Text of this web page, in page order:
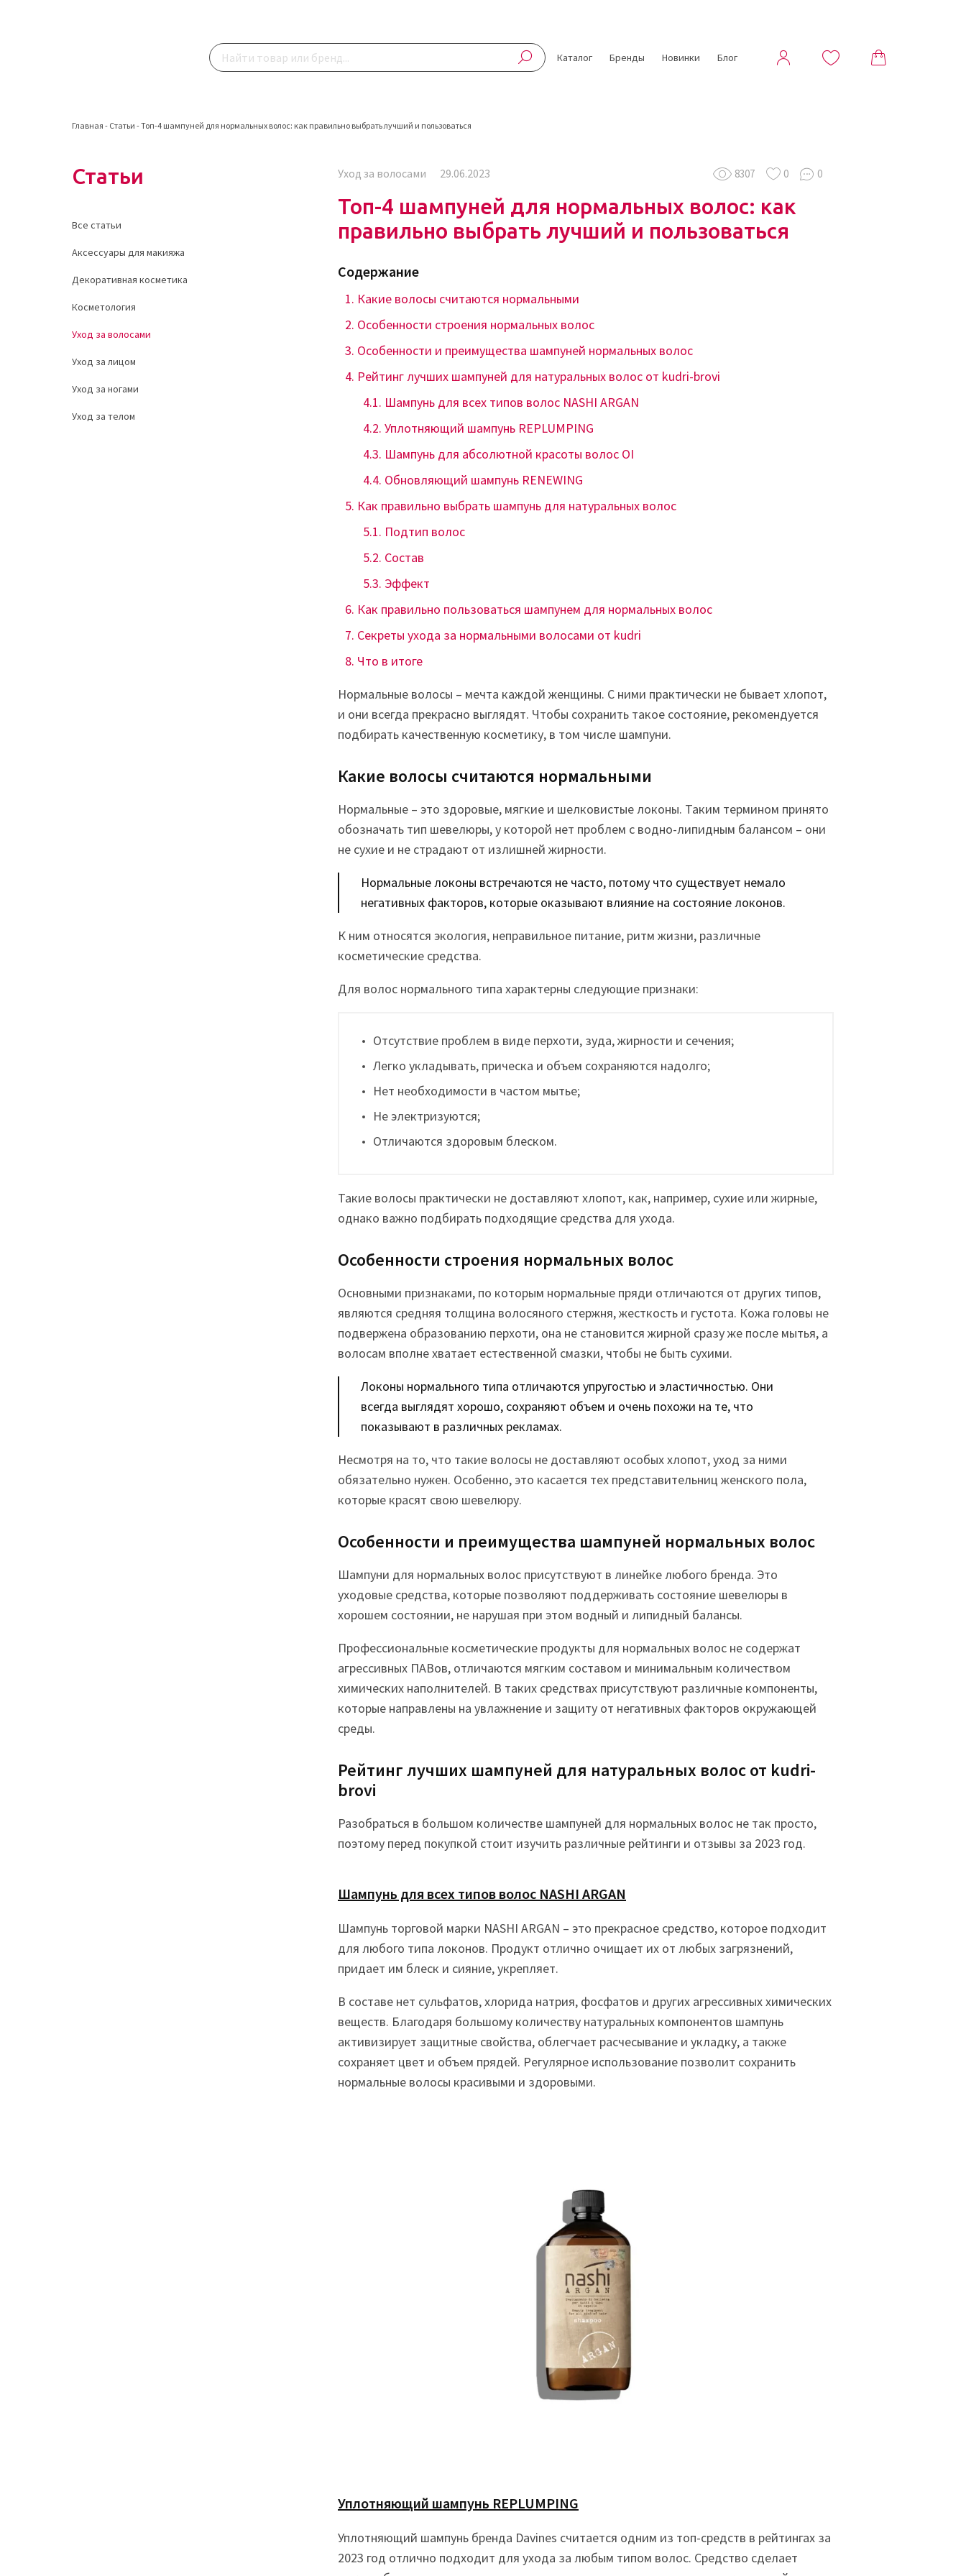
Каталог Бренды Новинки Блог
Главная - Статьи -Топ-4 шампуней для нормальных волос: как правильно выбрать лучший и пользоваться
Статьи
Все статьи
Аксессуары для макияжа
Декоративная косметика
Косметология
Уход за волосами
Уход за лицом
Уход за ногами
Уход за телом
Уход за волосами 29.06.2023 8307 0 0
Топ-4 шампуней для нормальных волос: как
правильно выбрать лучший и пользоваться
Содержание
Какие волосы считаются нормальными
Особенности строения нормальных волос
Особенности и преимущества шампуней нормальных волос
Рейтинг лучших шампуней для натуральных волос от kudri-brovi
Шампунь для всех типов волос NASHI ARGAN
Уплотняющий шампунь REPLUMPING
Шампунь для абсолютной красоты волос OI
Обновляющий шампунь RENEWING
Как правильно выбрать шампунь для натуральных волос
Подтип волос
Состав
Эффект
Как правильно пользоваться шампунем для нормальных волос
Секреты ухода за нормальными волосами от kudri
Что в итоге
Нормальные волосы – мечта каждой женщины. С ними практически не бывает хлопот,
и они всегда прекрасно выглядят. Чтобы сохранить такое состояние, рекомендуется
подбирать качественную косметику, в том числе шампуни.
Какие волосы считаются нормальными
Нормальные – это здоровые, мягкие и шелковистые локоны. Таким термином принято
обозначать тип шевелюры, у которой нет проблем с водно-липидным балансом – они
не сухие и не страдают от излишней жирности.
Нормальные локоны встречаются не часто, потому что существует немало
негативных факторов, которые оказывают влияние на состояние локонов.
К ним относятся экология, неправильное питание, ритм жизни, различные
косметические средства.
Для волос нормального типа характерны следующие признаки:
Отсутствие проблем в виде перхоти, зуда, жирности и сечения;
Легко укладывать, прическа и объем сохраняются надолго;
Нет необходимости в частом мытье;
Не электризуются;
Отличаются здоровым блеском.
Такие волосы практически не доставляют хлопот, как, например, сухие или жирные,
однако важно подбирать подходящие средства для ухода.
Особенности строения нормальных волос
Основными признаками, по которым нормальные пряди отличаются от других типов,
являются средняя толщина волосяного стержня, жесткость и густота. Кожа головы не
подвержена образованию перхоти, она не становится жирной сразу же после мытья, а
волосам вполне хватает естественной смазки, чтобы не быть сухими.
Локоны нормального типа отличаются упругостью и эластичностью. Они
всегда выглядят хорошо, сохраняют объем и очень похожи на те, что
показывают в различных рекламах.
Несмотря на то, что такие волосы не доставляют особых хлопот, уход за ними
обязательно нужен. Особенно, это касается тех представительниц женского пола,
которые красят свою шевелюру.
Особенности и преимущества шампуней нормальных волос
Шампуни для нормальных волос присутствуют в линейке любого бренда. Это
уходовые средства, которые позволяют поддерживать состояние шевелюры в
хорошем состоянии, не нарушая при этом водный и липидный балансы.
Профессиональные косметические продукты для нормальных волос не содержат
агрессивных ПАВов, отличаются мягким составом и минимальным количеством
химических наполнителей. В таких средствах присутствуют различные компоненты,
которые направлены на увлажнение и защиту от негативных факторов окружающей
среды.
Рейтинг лучших шампуней для натуральных волос от kudri-
brovi
Разобраться в большом количестве шампуней для нормальных волос не так просто,
поэтому перед покупкой стоит изучить различные рейтинги и отзывы за 2023 год.
Шампунь для всех типов волос NASHI ARGAN
Шампунь торговой марки NASHI ARGAN – это прекрасное средство, которое подходит
для любого типа локонов. Продукт отлично очищает их от любых загрязнений,
придает им блеск и сияние, укрепляет.
В составе нет сульфатов, хлорида натрия, фосфатов и других агрессивных химических
веществ. Благодаря большому количеству натуральных компонентов шампунь
активизирует защитные свойства, облегчает расчесывание и укладку, а также
сохраняет цвет и объем прядей. Регулярное использование позволит сохранить
нормальные волосы красивыми и здоровыми.
Уплотняющий шампунь REPLUMPING
Уплотняющий шампунь бренда Davines считается одним из топ-средств в рейтингах за
2023 год отлично подходит для ухода за любым типом волос. Средство сделает